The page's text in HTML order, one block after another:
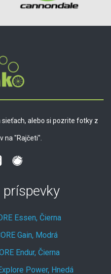
sieťach, alebo si pozrite fotky z
na "Rajčeti".
príspevky
Essen, Čierna
Gain, Modrá
Endur, Čierna
Power, Hnedá